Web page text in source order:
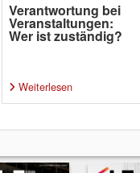
Verantwortung bei
Veranstaltungen:
Wer ist zuständig?
Weiterlesen